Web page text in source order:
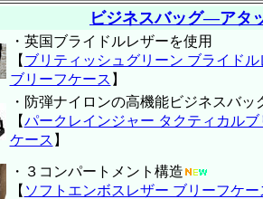
ビジネスバッグ―アタ
・英国ブライドルレザーを使用
【 ブリティッシュグリーン ブライドル
ブリーフケース 】
・防弾ナイロンの高機能ビジネスバッ
【パークレインジャー タクティカルブ
ケース 】
・３コンパートメント構造
【 ソフトエンボスレザー ブリーフケー